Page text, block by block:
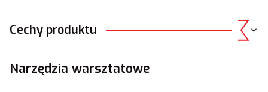
Cechy produktu
Narzędzia warsztatowe